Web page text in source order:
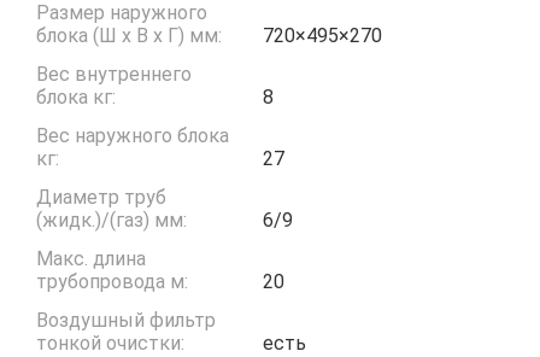
Размер наружного
блока (Ш x В x Г) мм:
720×495×270
Вес внутреннего
блока кг:
8
Вес наружного блока
кг:
27
Диаметр труб
(жидк.)/(газ) мм:
6/9
Макс. длина
трубопровода м:
20
Воздушный фильтр
тонкой очистки:
есть